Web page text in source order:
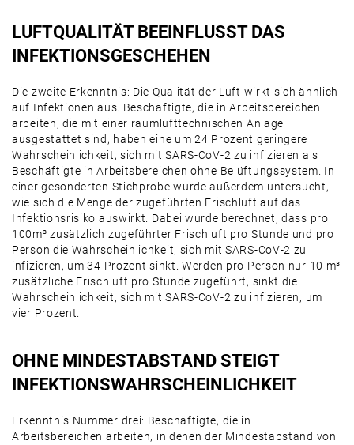
LUFTQUALITÄT BEEINFLUSST DAS
INFEKTIONSGESCHEHEN
Die zweite Erkenntnis: Die Qualität der Luft wirkt sich ähnlich
auf Infektionen aus. Beschäftigte, die in Arbeitsbereichen
arbeiten, die mit einer raumlufttechnischen Anlage
ausgestattet sind, haben eine um 24 Prozent geringere
Wahrscheinlichkeit, sich mit SARS-CoV-2 zu infizieren als
Beschäftigte in Arbeitsbereichen ohne Belüftungssystem. In
einer gesonderten Stichprobe wurde außerdem untersucht,
wie sich die Menge der zugeführten Frischluft auf das
Infektionsrisiko auswirkt. Dabei wurde berechnet, dass pro
100m³ zusätzlich zugeführter Frischluft pro Stunde und pro
Person die Wahrscheinlichkeit, sich mit SARS-CoV-2 zu
infizieren, um 34 Prozent sinkt. Werden pro Person nur 10 m³
zusätzliche Frischluft pro Stunde zugeführt, sinkt die
Wahrscheinlichkeit, sich mit SARS-CoV-2 zu infizieren, um
vier Prozent.
OHNE MINDESTABSTAND STEIGT
INFEKTIONSWAHRSCHEINLICHKEIT
Erkenntnis Nummer drei: Beschäftigte, die in
Arbeitsbereichen arbeiten, in denen der Mindestabstand von